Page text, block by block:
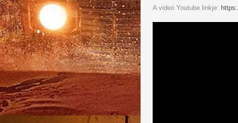
A videó Youtube linkje: